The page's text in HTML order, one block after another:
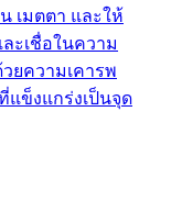
เมตตา และให้
ะเชื่อในความ
ยความเคารพ
ข็งแกร่งเป็นจุด